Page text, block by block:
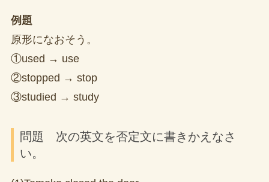
例題
原形になおそう。
①used → use
②stopped → stop
③studied → study
問題 次の英文を否定文に書きかえなさ
い。